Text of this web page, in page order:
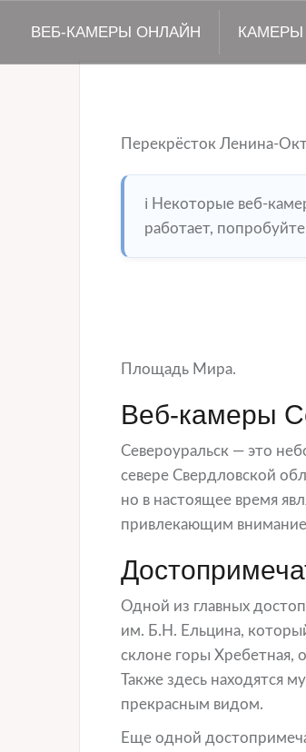
ВЕБ-КАМЕРЫ ОНЛАЙН
Перекрёсток Ленина-
ℹ️ Некоторые веб-
работает,
Площадь Мира.
Веб-камеры
Североуральск — это
севере Свердловской
но в настоящее время
привлекающим внимание
Одной из главных
им. Б.Н. Ельцина,
склоне горы Хребетная,
Также здесь находятся
прекрасным видом.
Еще одной